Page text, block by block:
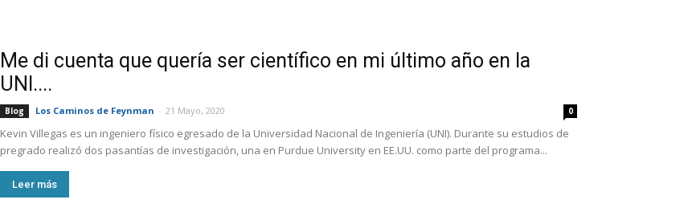
Me di cuenta que quería ser científico en mi último año en la
UNI....
Blog Los Caminos de Feynman - 21 Mayo, 2020 0
Kevin Villegas es un ingeniero físico egresado de la Universidad Nacional de Ingeniería (UNI). Durante su estudios de
pregrado realizó dos pasantías de investigación, una en Purdue University en EE.UU. como parte del programa...
Leer más